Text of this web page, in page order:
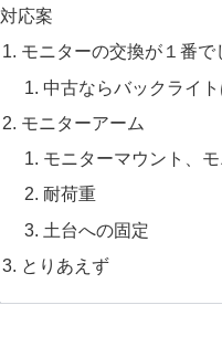
対応案
モニターの交換が１番で
中古ならバックライ
モニターアーム
モニターマウント、
耐荷重
土台への固定
とりあえず